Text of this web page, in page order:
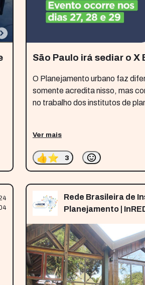
São Paulo irá sediar o X
O Planejamento urbano faz
somente acredita nisso, mas
no trabalho dos institutos de
Ver mais
👍⭐ 3
Rede Brasileira de
Planejamento |